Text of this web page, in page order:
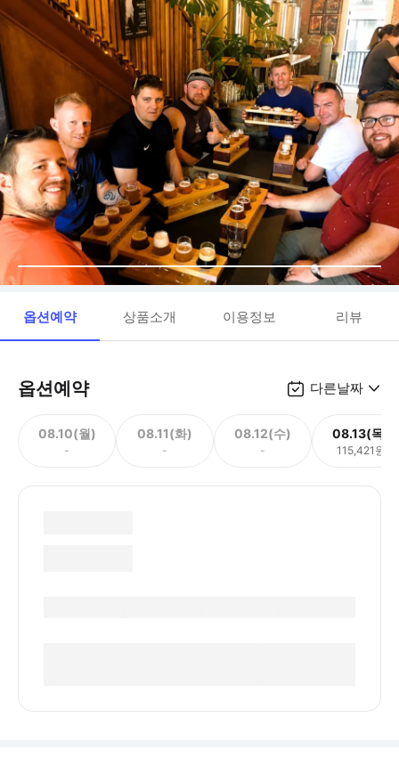
옵션예약 상품소개 이용정보 리뷰
옵션예약 다른날짜
08.10(월)
-
08.11(화)
-
08.12(수)
-
08.13(목)
115,421원